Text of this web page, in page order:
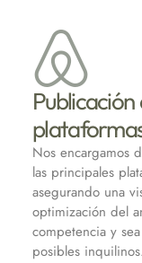
Nos encargamos
las principales
asegurando una
optimización del
competencia y
posibles inquilinos.